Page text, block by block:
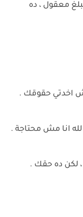
معقول ، ده
اخدتي حقوقك .
انا مش محتاجة .
لكن ده حقك .